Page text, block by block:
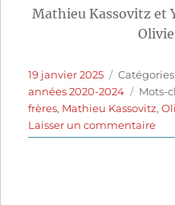
Mathieu Kassovitz et
Publié
le
19 janvier 2025 Catégories
années 2020-2024
Mots-
frères, Mathieu Kassovitz,
Laisser un commentairesur